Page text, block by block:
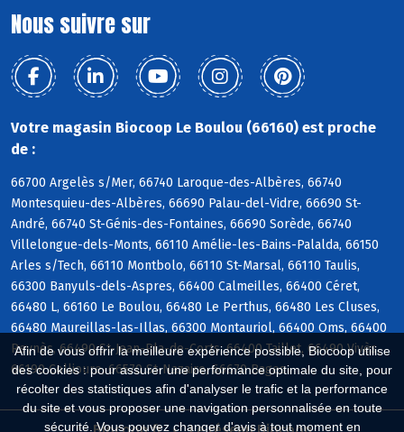
Afin de vous offrir la meilleure expérience possible, Biocoop utilise
des cookies : pour assurer une performance optimale du site, pour
récolter des statistiques afin d'analyser le trafic et la performance
du site et vous proposer une navigation personnalisée en toute
sécurité. Vous pouvez changer d'avis à tout moment en
Nous suivre sur
Votre magasin Biocoop Le Boulou (66160) est proche
de :
66700 Argelès s/Mer, 66740 Laroque-des-Albères, 66740
Montesquieu-des-Albères, 66690 Palau-del-Vidre, 66690 St-
André, 66740 St-Génis-des-Fontaines, 66690 Sorède, 66740
Villelongue-dels-Monts, 66110 Amélie-les-Bains-Palalda, 66150
Arles s/Tech, 66110 Montbolo, 66110 St-Marsal, 66110 Taulis,
66300 Banyuls-dels-Aspres, 66400 Calmeilles, 66400 Céret,
66480 L, 66160 Le Boulou, 66480 Le Perthus, 66480 Les Cluses,
66480 Maureillas-las-Illas, 66300 Montauriol, 66400 Oms, 66400
Reynès, 66490 St-Jean-Pla-de-Corts, 66400 Taillet, 66490 Vivès,
66190 Collioure, 66570 St-Nazaire, 66670 Bages